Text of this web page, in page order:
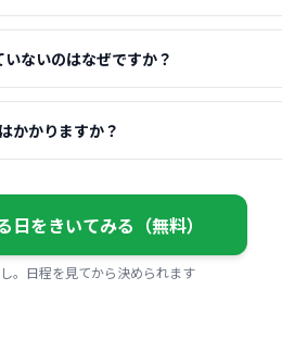
ないのはなぜですか？
かかりますか？
日をきいてみる（無料）
。日程を見てから決められます